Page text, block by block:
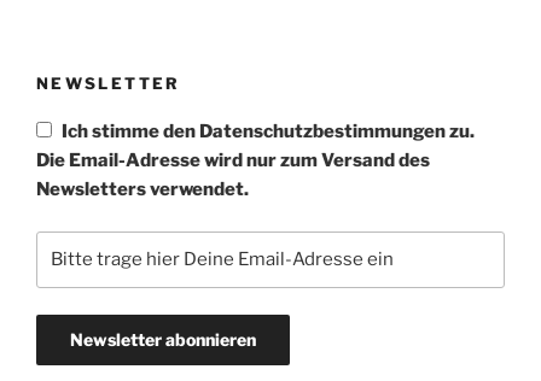
NEWSLETTER
Ich stimme den Datenschutzbestimmungen zu.
Die Email-Adresse wird nur zum Versand des
Newsletters verwendet.